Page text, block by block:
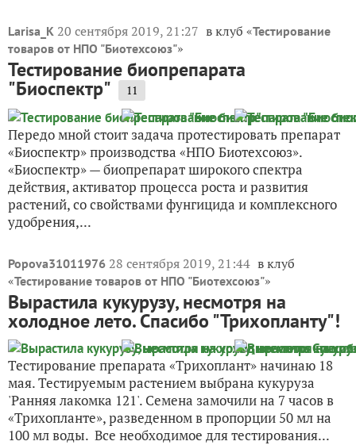
Larisa_K 20 сентября 2019, 21:27 в клуб «Тестирование
товаров от НПО "Биотехсоюз"»
Тестирование биопрепарата
"Биоспектр" 11
Передо мной стоит задача протестировать препарат
«Биоспектр» производства «НПО Биотехсоюз».
«Биоспектр» — биопрепарат широкого спектра
действия, активатор процесса роста и развития
растений, со свойствами фунгицида и комплексного
удобрения,...
Popova31011976 28 сентября 2019, 21:44 в клуб
«Тестирование товаров от НПО "Биотехсоюз"»
Вырастила кукурузу, несмотря на
холодное лето. Спасибо "Трихопланту"!
Тестирование препарата «Трихоплант» начинаю 18
мая. Тестируемым растением выбрана кукуруза
'Ранняя лакомка 121'. Семена замочили на 7 часов в
«Трихопланте», разведенном в пропорции 50 мл на
100 мл воды. Все необходимое для тестирования...